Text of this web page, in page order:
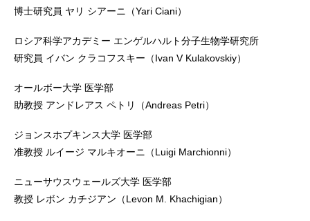
博士研究員 ヤリ シアーニ（Yari Ciani）
ロシア科学アカデミー エンゲルハルト分子生物学研究所
研究員 イバン クラコフスキー（Ivan V Kulakovskiy）
オールボー大学 医学部
助教授 アンドレアス ペトリ（Andreas Petri）
ジョンスホプキンス大学 医学部
准教授 ルイージ マルキオーニ（Luigi Marchionni）
ニューサウスウェールズ大学 医学部
教授 レボン カチジアン（Levon M. Khachigian）